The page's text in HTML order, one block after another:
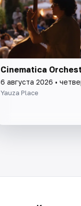
Cinematica
6 августа 2026 •
Yauza Place